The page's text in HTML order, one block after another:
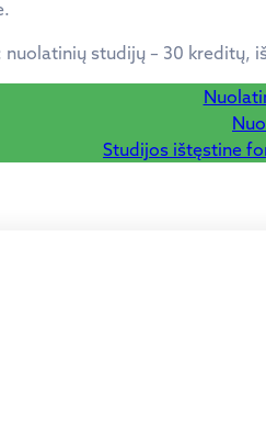
studijų – 30 kreditų,
Studijos ištęstine